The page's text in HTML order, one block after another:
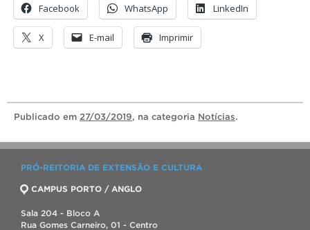
Facebook WhatsApp LinkedIn
X E-mail Imprimir
Publicado em 27/03/2019, na categoria Notícias.
PRÓ-REITORIA DE EXTENSÃO E CULTURA
CAMPUS PORTO / ANGLO
Sala 204 - Bloco A
Rua Gomes Carneiro, 01 - Centro